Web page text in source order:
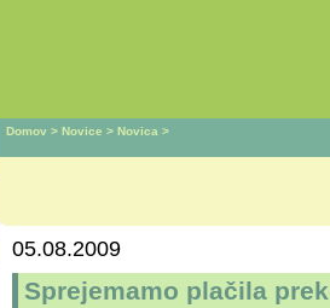
Domov > Novice > Novica >
05.08.2009
Sprejemamo plačila